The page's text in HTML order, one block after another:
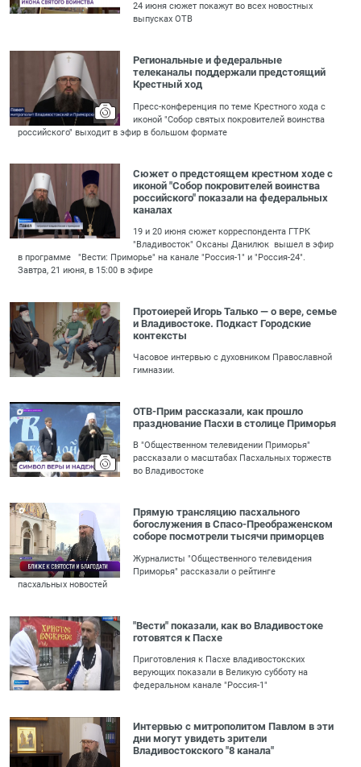
24 июня сюжет покажут во всех новостных
выпусках ОТВ
Региональные и федеральные
телеканалы поддержали предстоящий
Крестный ход
Пресс-конференция по теме Крестного хода с
иконой "Собор святых покровителей воинства
российского" выходит в эфир в большом формате
Сюжет о предстоящем крестном ходе с
иконой "Собор покровителей воинства
российского" показали на федеральных
каналах
19 и 20 июня сюжет корреспондента ГТРК
"Владивосток" Оксаны Данилюк вышел в эфир
в программе "Вести: Приморье" на канале "Россия-1" и "Россия-24".
Завтра, 21 июня, в 15:00 в эфире
Протоиерей Игорь Талько — о вере, семье
и Владивостоке. Подкаст Городские
контексты
Часовое интервью с духовником Православной
гимназии.
ОТВ-Прим рассказали, как прошло
празднование Пасхи в столице Приморья
В "Общественном телевидении Приморья"
рассказали о масштабах Пасхальных торжеств
во Владивостоке
Прямую трансляцию пасхального
богослужения в Спасо-Преображенском
соборе посмотрели тысячи приморцев
Журналисты "Общественного телевидения
Приморья" рассказали о рейтинге
пасхальных новостей
"Вести" показали, как во Владивостоке
готовятся к Пасхе
Приготовления к Пасхе владивостокских
верующих показали в Великую субботу на
федеральном канале "Россия-1"
Интервью с митрополитом Павлом в эти
дни могут увидеть зрители
Владивостокского "8 канала"